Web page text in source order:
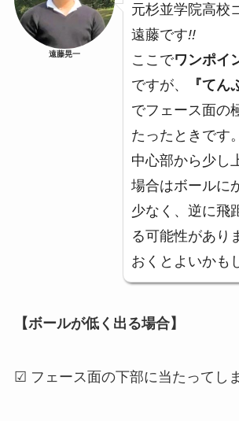
遠藤晃一
元杉並学院高校
遠藤です!!
ここでワンポイ
ですが、
『てん
でフェース面の
たったときです
中心部から少し
場合はボールに
少なく、逆に飛
る可能性があり
おくとよいかも
【ボールが低く出る場合】
☑ フェース面の下部に当たってし